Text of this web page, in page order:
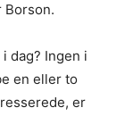
Borson.
dag? Ingen i
en eller to
er